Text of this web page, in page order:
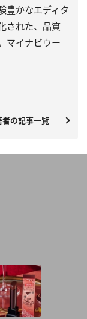
豊かなエディタ
された、品質
マイナビウー
者の記事一覧